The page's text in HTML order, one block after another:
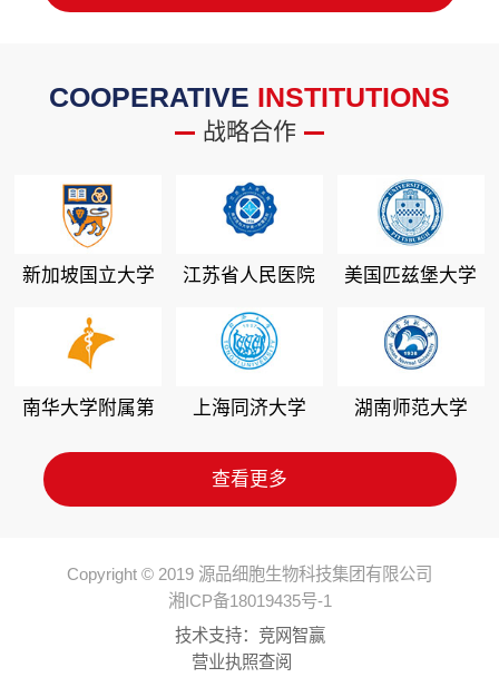
COOPERATIVE INSTITUTIONS
战略合作
新加坡国立大学 江苏省人民医院 美国匹兹堡大学
南华大学附属第
上海同济大学 湖南师范大学
查看更多
Copyright © 2019 源品细胞生物科技集团有限公司
湘ICP备18019435号-1
技术支持： 竞网智赢
营业执照查阅